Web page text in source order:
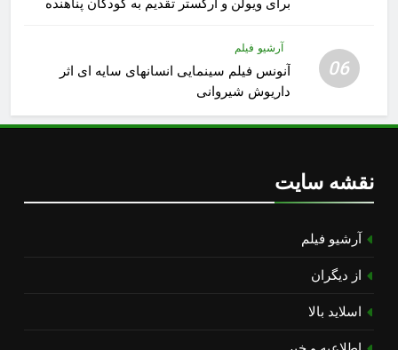
برای ویولن و ارکستر تقدیم به کودکان پناهنده
06
آرشیو فیلم
آنونس فیلم سینمایی انسانهای سایه ای اثر
داریوش شیروانی
نقشه سایت
آرشیو فیلم
از دیگران
اسلاید بالا